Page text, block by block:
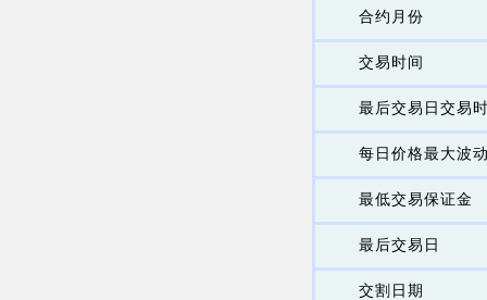
合约月份
交易时间
最后交易日交易
每日价格最大波
最低交易保证金
最后交易日
交割日期